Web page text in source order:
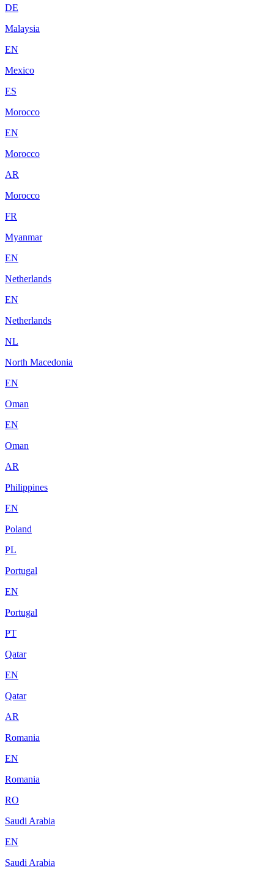
DE
Malaysia
EN
Mexico
ES
Morocco
EN
Morocco
AR
Morocco
FR
Myanmar
EN
Netherlands
EN
Netherlands
NL
North Macedonia
EN
Oman
EN
Oman
AR
Philippines
EN
Poland
PL
Portugal
EN
Portugal
PT
Qatar
EN
Qatar
AR
Romania
EN
Romania
RO
Saudi Arabia
EN
Saudi Arabia